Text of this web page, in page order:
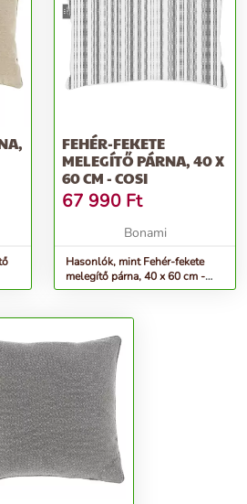
FEHÉR-FEKETE
MELEGÍTŐ PÁRNA, 40 X
60 CM - COSI
67 990 Ft
Bonami
Hasonlók, mint Fehér-fekete
melegítő párna, 40 x 60 cm -
Cosi